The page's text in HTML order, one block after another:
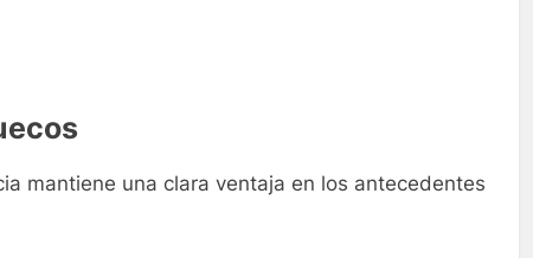
mantiene una clara ventaja en los antecedentes